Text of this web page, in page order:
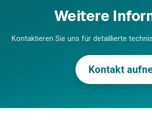
Weitere
Kontaktieren Sie uns für detaillierte
Kontakt